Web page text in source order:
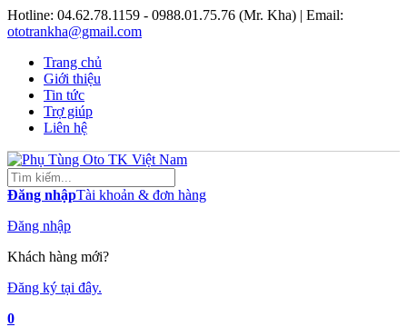
Hotline: 04.62.78.1159 - 0988.01.75.76 (Mr. Kha) | Email:
ototrankha@gmail.com
Trang chủ
Giới thiệu
Tin tức
Trợ giúp
Liên hệ
Đăng nhậpTài khoản & đơn hàng
Đăng nhập
Khách hàng mới?
Đăng ký tại đây.
0